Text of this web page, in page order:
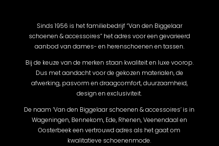
Sinds 1956 is het familiebedrijf “Van den Biggelaar
schoenen & accessoires” het adres voor een gevarieerd
aanbod van dames- en herenschoenen en tassen.
Bij de keuze van de merken staan kwaliteit en luxe voorop.
Dus met aandacht voor de gekozen materialen, de
afwerking, pasvorm en draagcomfort, duurzaamheid,
design en exclusiviteit.
De naam ‘Van den Biggelaar schoenen & accessoires’ is in
Wageningen, Bennekom, Ede, Rhenen, Veenendaal en
Oosterbeek een vertrouwd adres als het gaat om
kwalitatieve schoenenmode.